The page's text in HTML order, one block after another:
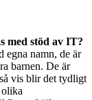
med stöd av IT?
egna namn, de är
barnen. De är
vis blir det tydligt